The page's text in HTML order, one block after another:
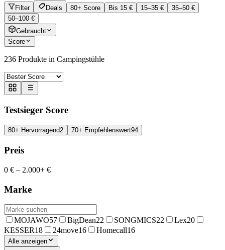
Filter Deals 80+ Score Bis 15 € 15–35 €
35–50 €
50–100 €
Gebraucht
Score
236 Produkte in Campingstühle
Testsieger Score
80+ Hervorragend2 70+ Empfehlenswert94
Preis
0 € – 2.000+ €
Marke
MOJAWO57 BigDean22 SONGMICS22 Lex20
KESSER18 24move16 Homecall16
Alle anzeigen